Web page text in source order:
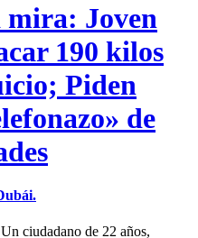
mira: Joven
190 kilos
Piden
de
ciudadano de 22 años,